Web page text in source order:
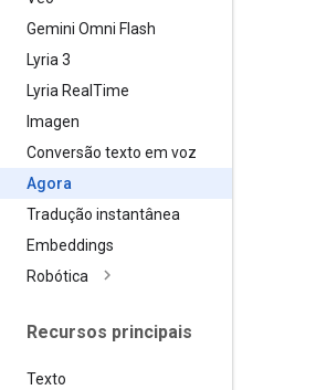
Gemini Omni Flash
Lyria 3
Lyria Real Time
Imagen
Conversão texto em voz
Agora
Tradução instantânea
Embeddings
Robótica
Recursos principais
Texto